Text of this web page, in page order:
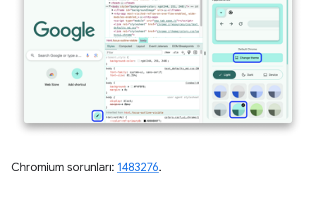
Chromium sorunları: 1483276.